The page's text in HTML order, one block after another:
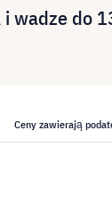
wadze do
Ceny zawierają